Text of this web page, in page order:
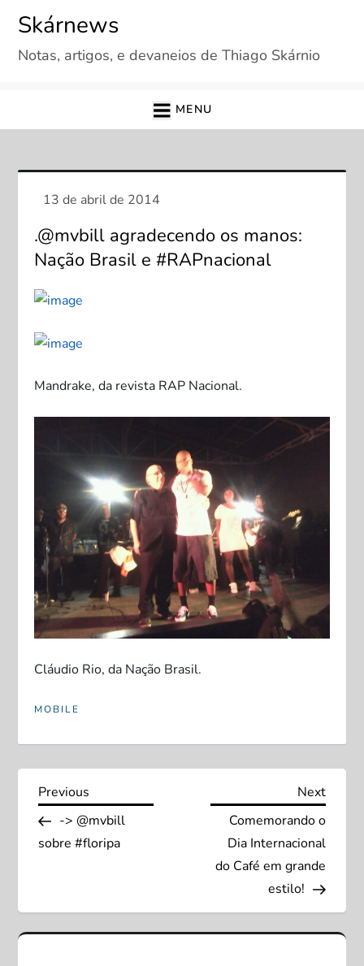
content
Skárnews
Notas, artigos, e devaneios de Thiago Skárnio
MENU
.@mvbill agradecendo os manos:
Nação Brasil e #RAPnacional
Mandrake, da revista RAP Nacional.
Cláudio Rio, da Nação Brasil.
MOBILE
N
a
e
Previous
Post
Previous
-> @mvbill
sobre #floripa
Next
Next
Comemorando o
Dia Internacional
do Café em grande
estilo!